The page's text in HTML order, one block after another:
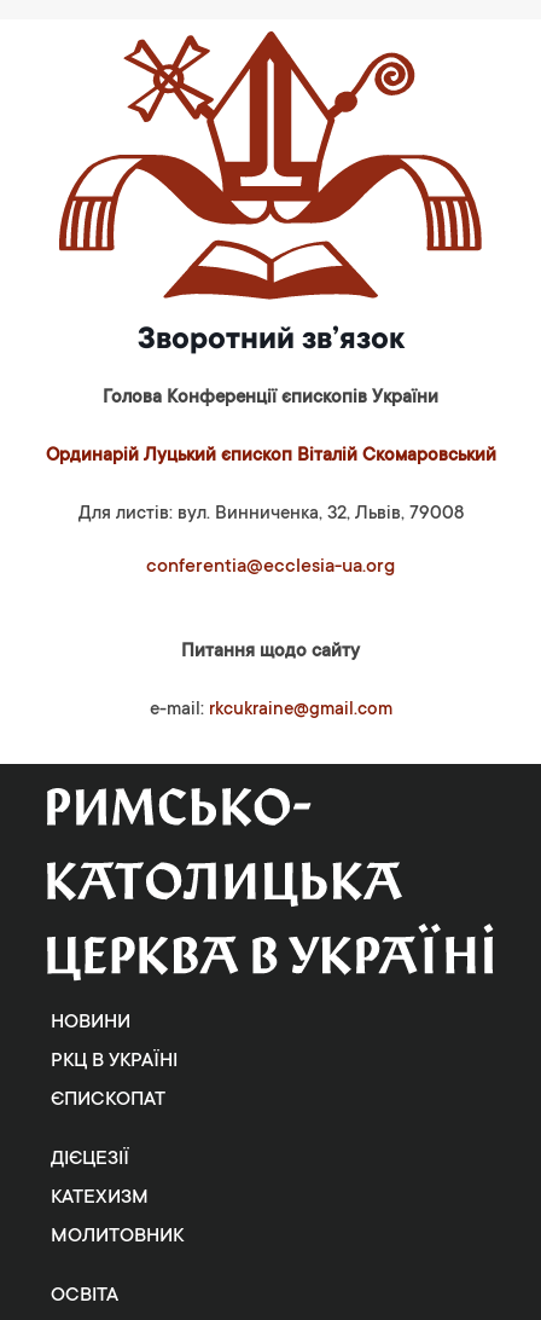
Зворотний зв’язок
Голова Конференції єпископів України
Ординарій Луцький єпископ Віталій Скомаровський
Для листів: вул. Винниченка, 32, Львів, 79008
conferentia@ecclesia-ua.org
Питання щодо сайту
e-mail: rkcukraine@gmail.com
НОВИНИ
РКЦ В УКРАЇНІ
ЄПИСКОПАТ
ДІЄЦЕЗІЇ
КАТЕХИЗМ
МОЛИТОВНИК
ОСВІТА